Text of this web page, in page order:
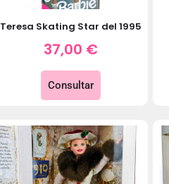
Teresa Skating Star del 1995
37,00 €
Consultar